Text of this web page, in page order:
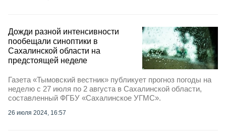
Дожди разной интенсивности
пообещали синоптики в
Сахалинской области на
предстоящей неделе
Газета «Тымовский вестник» публикует прогноз погоды на
неделю с 27 июля по 2 августа в Сахалинской области,
составленный ФГБУ «Сахалинское УГМС».
26 июля 2024, 16:57